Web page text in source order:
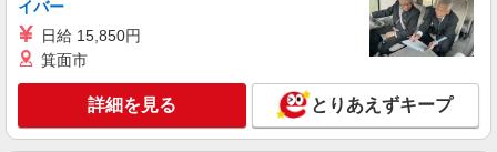
派遣社員
株式会社iDA（11085031）
化粧品・コスメ販売
時給1400円〜1450円 ご経験・スキルにより考
慮致します スマホでかんたんに前払いで給与が受
イバー
日給 15,850円
箕面市
詳細を見る とりあえずキープ